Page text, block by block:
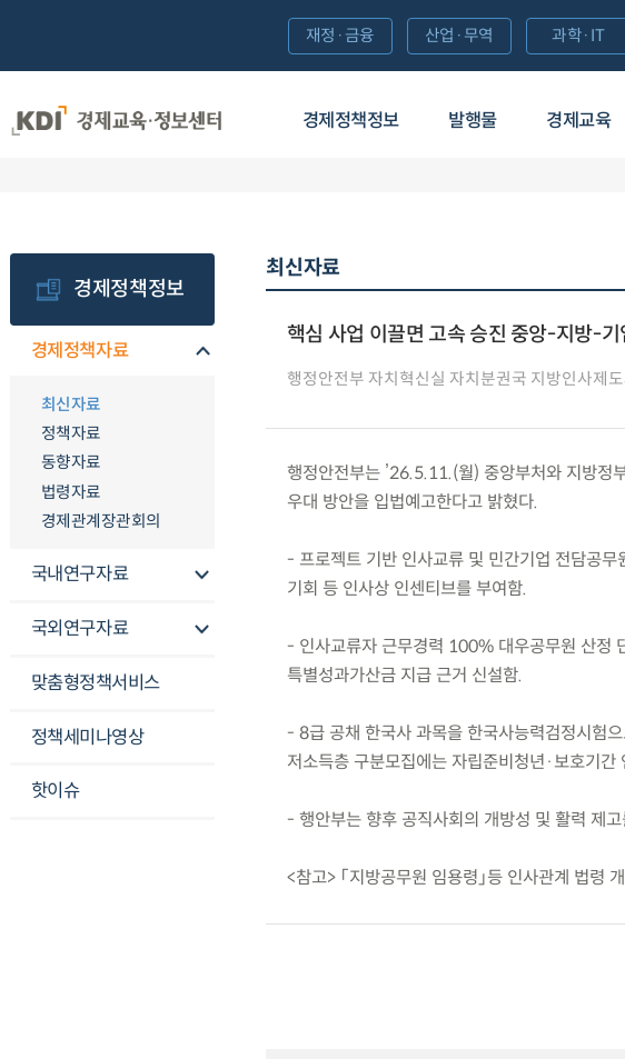
경제정책정보 발행물 경제교육
재정·금융 산업·무역 과학·IT
경제정책정보
경제정책자료
최신자료
정책자료
동향자료
법령자료
경제관계장관회의
국내연구자료
국외연구자료
맞춤형정책서비스
정책세미나영상
핫이슈
최신자료
핵심 사업 이끌면 고속 승진 중앙-지방-
행정안전부 자치혁신실 자치분권국 지방인사제
행정안전부는 ’26.5.11.(월) 중앙부처와 지방정
우대 방안을 입법예고한다고 밝혔다.
- 프로젝트 기반 인사교류 및 민간기업 전담공
기회 등 인사상 인센티브를 부여함.
- 인사교류자 근무경력 100% 대우공무원 산정
특별성과가산금 지급 근거 신설함.
- 8급 공채 한국사 과목을 한국사능력검정시험
저소득층 구분모집에는 자립준비청년·보호기
- 행안부는 향후 공직사회의 개방성 및 활력 제
<참고> 「지방공무원 임용령」등 인사관계 법령